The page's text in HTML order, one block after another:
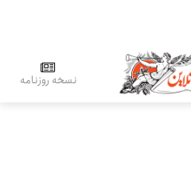
نسخه روزنامه